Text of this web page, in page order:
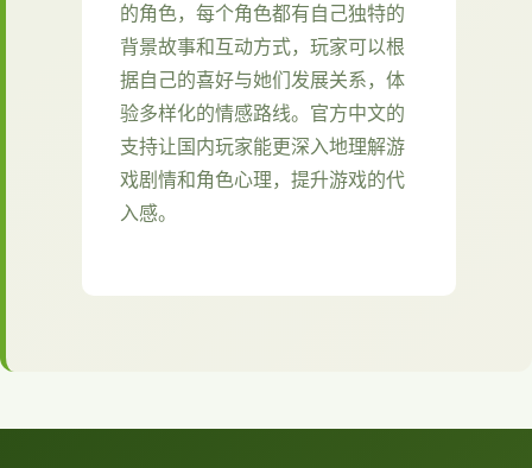
的角色，每个角色都有自己独特的
背景故事和互动方式，玩家可以根
据自己的喜好与她们发展关系，体
验多样化的情感路线。官方中文的
支持让国内玩家能更深入地理解游
戏剧情和角色心理，提升游戏的代
入感。